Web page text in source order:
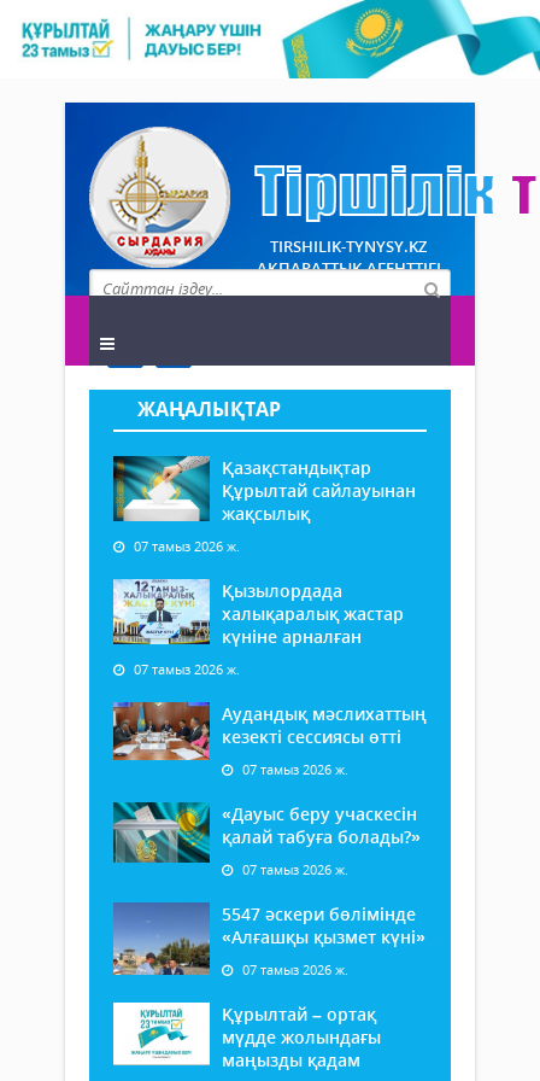
TIRSHILIK-TYNYSY.KZ
АҚПАРАТТЫҚ АГЕНТТІГІ
ЖАҢАЛЫҚТАР
Қазақстандықтар
Құрылтай сайлауынан
жақсылық
07 тамыз 2026 ж.
Қызылордада
халықаралық жастар
күніне арналған
07 тамыз 2026 ж.
Аудандық мәслихаттың
кезекті сессиясы өтті
07 тамыз 2026 ж.
«Дауыс беру учаскесін
қалай табуға болады?»
07 тамыз 2026 ж.
5547 әскери бөлімінде
«Алғашқы қызмет күні»
07 тамыз 2026 ж.
Құрылтай – ортақ
мүдде жолындағы
маңызды қадам